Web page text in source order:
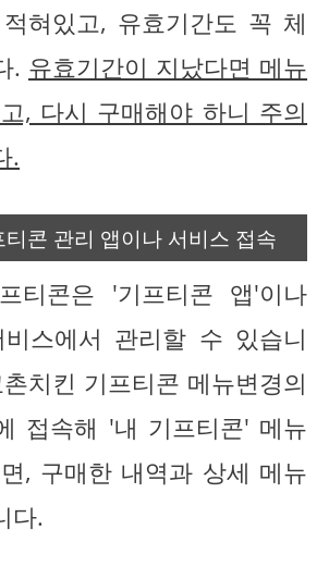
혀있고, 유효기간도 꼭 체
. 유효기간이 지났다면 메뉴
, 다시 구매해야 하니 주의
.
콘 관리 앱이나 서비스 접속
티콘은 '기프티콘 앱'이나
스에서 관리할 수 있습니
치킨 기프티콘 메뉴변경의
접속해 '내 기프티콘' 메뉴
, 구매한 내역과 상세 메뉴
다.